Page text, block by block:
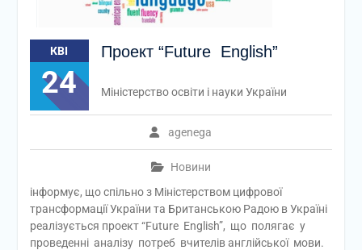
КВІ
24
Проект “Future English”
agenega
Новини
Міністерство освіти і науки України
інформує, що спільно з Міністерством цифрової
трансформації України та Британською Радою в Україні
реалізується проект “Future English”, що полягає у
проведенні аналізу потреб вчителів англійської мови.